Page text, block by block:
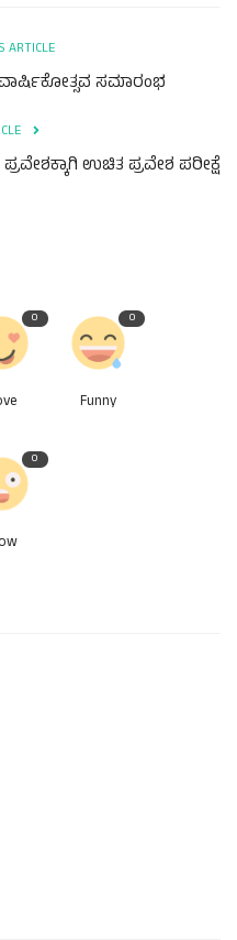
ARTICLE
ವಾರ್ಷಿಕೋತ್ಸವ ಸಮಾರಂಭ
ಉಚಿತ ಪ್ರವೇಶ ಪರೀಕ್ಷೆ
0 0
Funny
0